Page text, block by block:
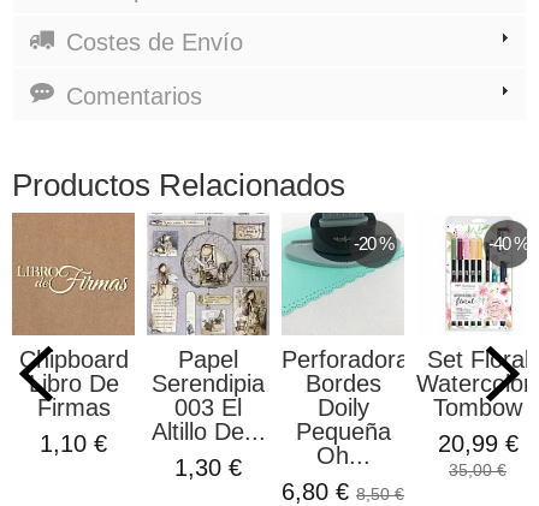
Costes de Envío
Comentarios
Productos Relacionados
Chipboard
Libro De
Firmas
1,10 €
Papel
Serendipia
003 El
Altillo De...
1,30 €
-20 %
Perforadora
Bordes
Doily
Pequeña
Oh...
6,80 € 8,50 €
-40 %
Set Floral
Tombow
20,99 €
35,00 €